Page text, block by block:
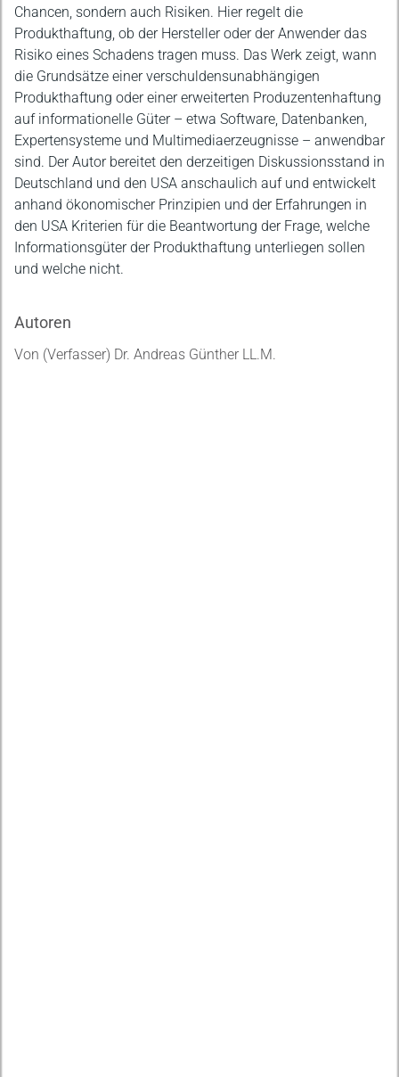
Chancen, sondern auch Risiken. Hier regelt die
Produkthaftung, ob der Hersteller oder der Anwender das
Risiko eines Schadens tragen muss. Das Werk zeigt, wann
die Grundsätze einer verschuldensunabhängigen
Produkthaftung oder einer erweiterten Produzentenhaftung
auf informationelle Güter – etwa Software, Datenbanken,
Expertensysteme und Multimediaerzeugnisse – anwendbar
sind. Der Autor bereitet den derzeitigen Diskussionsstand in
Deutschland und den USA anschaulich auf und entwickelt
anhand ökonomischer Prinzipien und der Erfahrungen in
den USA Kriterien für die Beantwortung der Frage, welche
Informationsgüter der Produkthaftung unterliegen sollen
und welche nicht.
Autoren
Von (Verfasser) Dr. Andreas Günther LL.M.